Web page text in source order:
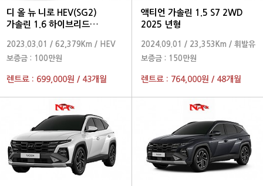
디 올 뉴 니로 HEV(SG2)
가솔린 1.6 하이브리드
2023.03.01 / 62,379Km / HEV
보증금 : 100만원
렌트료 : 699,000원 / 43개월
액티언 가솔린 1.5 S7 2WD
2025 년형
2024.09.01 / 23,353Km / 휘발유
보증금 : 150만원
렌트료 : 764,000원 / 48개월